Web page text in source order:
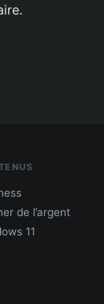
de l’argent
11